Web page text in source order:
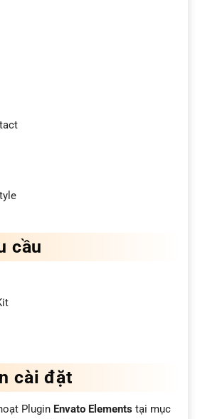
cầu
cài đặt
Plugin Envato Elementstại mục